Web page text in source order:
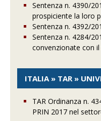
Sentenza n. 4390/
prospiciente la loro
Sentenza n. 4392/
Sentenza n. 4284/
convenzionate con
ITALIA » TAR »
TAR Ordinanza n.
PRIN 2017 nel